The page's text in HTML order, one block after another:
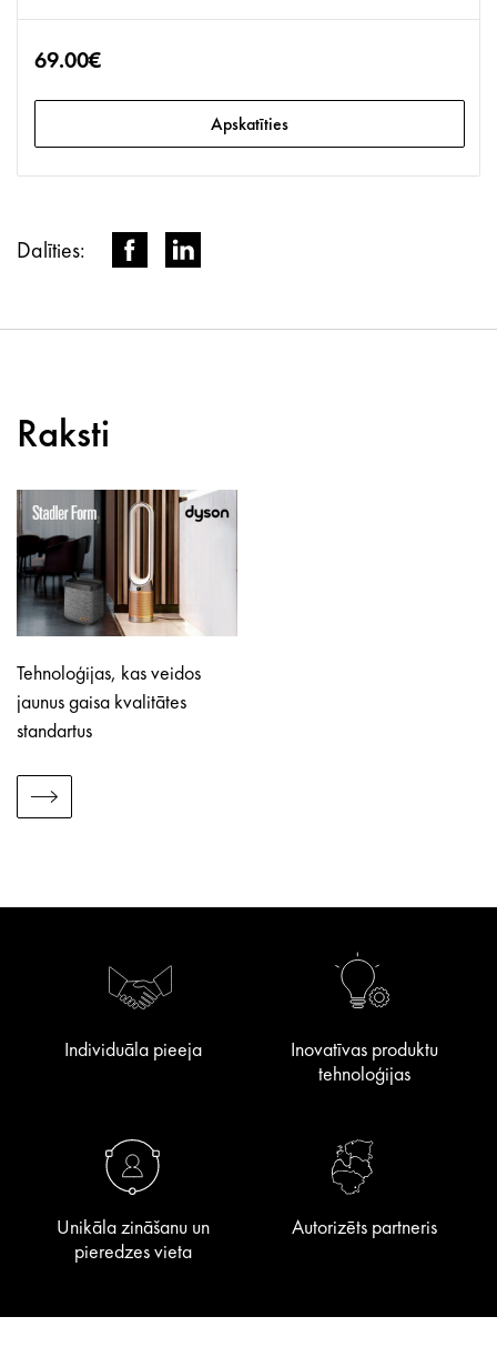
69.00€
Apskatīties
Dalīties:
Raksti
Tehnoloģijas, kas veidos
jaunus gaisa kvalitātes
standartus
Individuāla pieeja
Inovatīvas produktu
tehnoloģijas
Unikāla zināšanu un
pieredzes vieta
Autorizēts partneris